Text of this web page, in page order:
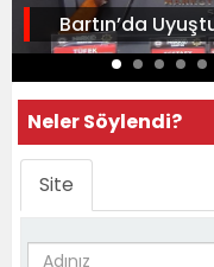
Bartın’da
Neler Söylendi?
Site